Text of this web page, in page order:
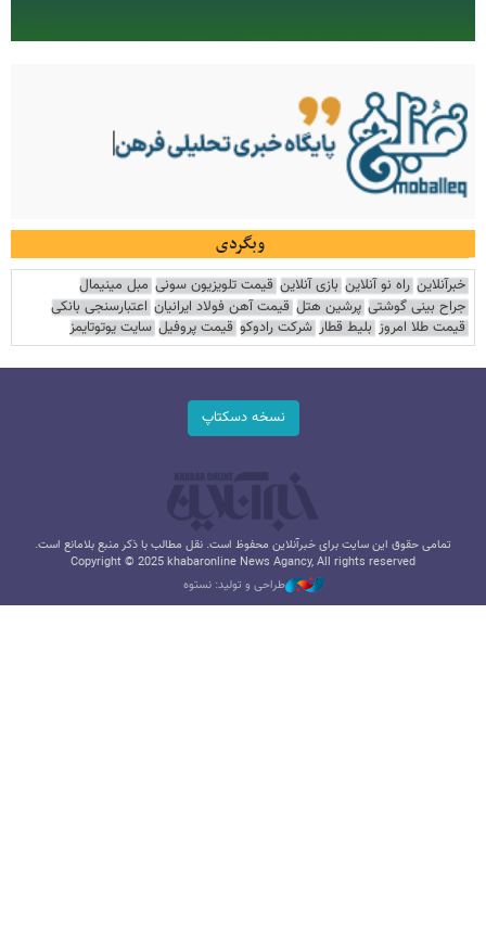
وبگردی
خبرآنلاین راه نو آنلاین بازی آنلاین قیمت تلویزیون سونی مبل مینیمال
جراح بینی گوشتی پرشین هتل قیمت آهن فولاد ایرانیان اعتبارسنجی بانکی
قیمت طلا امروز بلیط قطار شرکت رادوکو قیمت پروفیل سایت یوتوتایمز
نسخه دسکتاپ
تمامی حقوق این سایت برای خبرآنلاین محفوظ است. نقل مطالب با ذکر منبع بلامانع است.
Copyright © 2025 khabaronline News Agancy, All rights reserved
طراحی و تولید: نستوه